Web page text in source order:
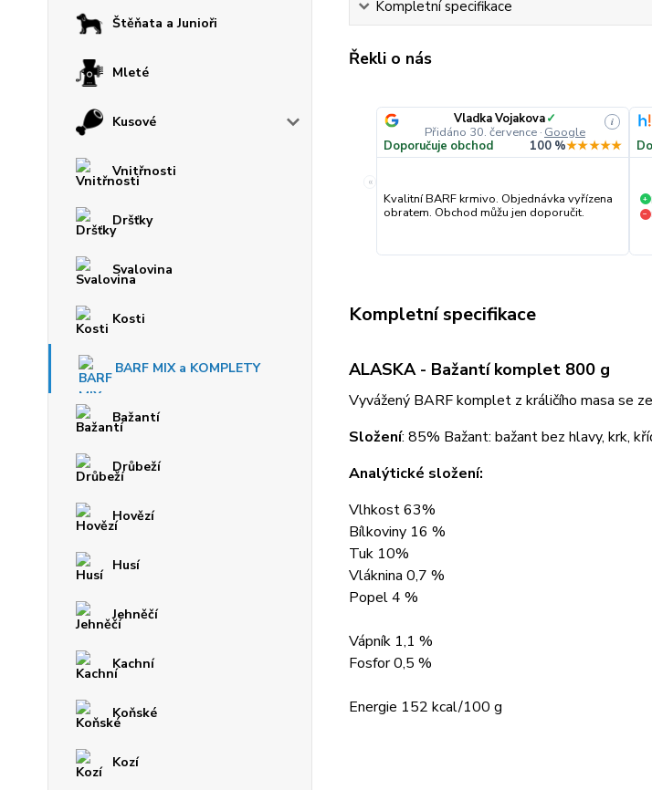
Štěňata a Junioři
Mleté
Kusové
Vnitřnosti
Dršťky
Svalovina
Kosti
BARF MIX a KOMPLETY
Bažantí
Drůbeží
Hovězí
Husí
Jehněčí
Kachní
Koňské
Kozí
Kompletní specifikace
Řekli o nás
«
Vladka Vojakova✓
Přidáno 30. července · Google
i
Doporučuje obchod 100 %★★★★★
Kvalitní BARF krmivo. Objednávka vyřízena
obratem. Obchod můžu jen doporučit.
+
−
Kompletní specifikace
ALASKA - Bažantí komplet 800 g
Vyvážený BARF komplet z králičího masa se
Složení: 85% Bažant: bažant bez hlavy, krk,
Analýtické složení:
Vlhkost 63%
Bílkoviny 16 %
Tuk 10%
Vláknina 0,7 %
Popel 4 %
Vápník 1,1 %
Fosfor 0,5 %
Energie 152 kcal/100 g